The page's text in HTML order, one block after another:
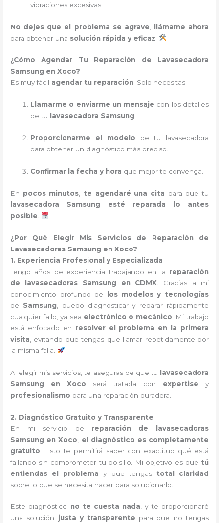
vibraciones excesivas.
No dejes que el problema se agrave
llámame ahora
para obtener una solución rápida y eficaz
¿Cómo Agendar Tu Reparación de Lavasecadora
Samsung en Xoco?
Es muy fácil agendar tu reparación. Solo necesitas:
Llamarme o enviarme un mensaje con los detalles
de tu
lavasecadora Samsung.
Proporcionarme el modelo de tu lavasecadora
para obtener un diagnóstico más preciso.
Confirmar la fecha y hora que mejor te convenga.
En pocos minutos te agendaré una cita para que tu
lavasecadora Samsung esté reparada lo antes
posible
¿Por Qué Elegir Mis Servicios de Reparación de
Lavasecadoras Samsung en Xoco?
1. Experiencia Profesional y Especializada
Tengo años de experiencia trabajando en la reparación
de lavasecadoras Samsung en CDMX . Gracias a mi
conocimiento profundo de
los modelos y tecnologías
de Samsung , puedo diagnosticar y reparar rápidamente
cualquier fallo, ya sea electrónico o mecánico . Mi trabajo
está enfocado en resolver el problema en la primera
visita , evitando que tengas que llamar repetidamente por
la misma falla.
Al elegir mis servicios, te aseguras de que tu
lavasecadora
Samsung en Xoco será tratada con expertise y
profesionalismo para una reparación duradera.
2. Diagnóstico Gratuito y Transparente
En mi servicio de reparación de lavasecadoras
Samsung en Xoco
el diagnóstico es completamente
gratuito . Esto te permitirá saber con exactitud qué está
fallando sin comprometer tu bolsillo. Mi objetivo es que tú
entiendas el problema y que tengas total claridad
sobre lo que se necesita hacer para solucionarlo.
Este diagnóstico no te cuesta nada, y te proporcionaré
una solución justa y transparente para que no tengas